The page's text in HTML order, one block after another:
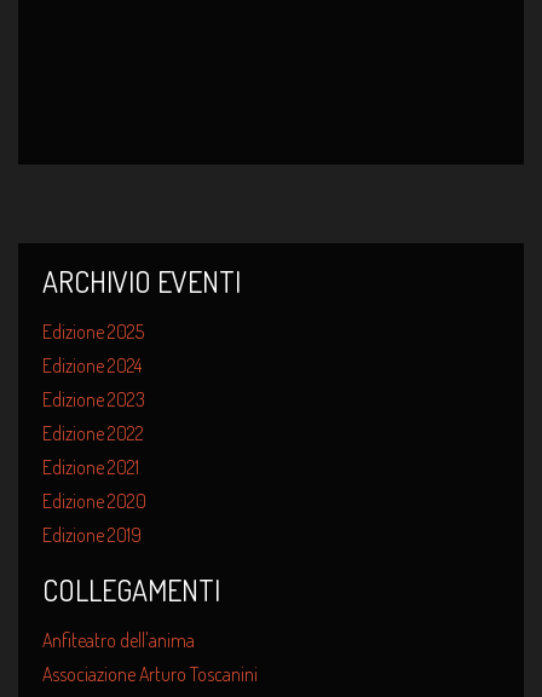
ARCHIVIO EVENTI
Edizione 2025
Edizione 2024
Edizione 2023
Edizione 2022
Edizione 2021
Edizione 2020
Edizione 2019
COLLEGAMENTI
Anfiteatro dell'anima
Associazione Arturo Toscanini